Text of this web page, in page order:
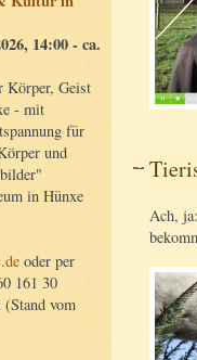
14:00 - ca.
Körper, Geist
- mit
für
und
in Hünxe
oder per
161 30
vom
Ach,